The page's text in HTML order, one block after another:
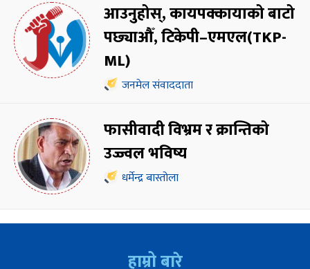
आउनुहोस्, कायपक्कायाको बाटो
पछ्याऔँ, टिकेपी–एमएल(TKP-
ML)
जनमेल संवाददाता
फासीवादी विभ्रम र क्रान्तिको
उज्ज्वल भविष्य
धर्मेन्द्र बास्तोला
हाम्रो बारे